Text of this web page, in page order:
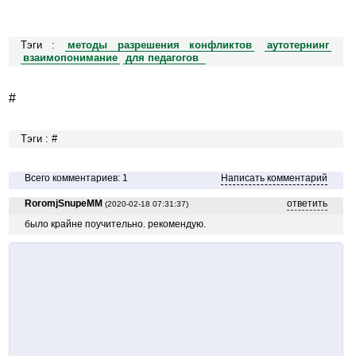
Тэги : методы разрешения конфликтов
аутотернинг
взаимопонимание
для педагогов
#
Тэги : #
Всего комментариев: 1 Написать комментарий
RoromjSnupeMM (2020-02-18 07:31:37)
ответить
было крайне поучительно. рекомендую.